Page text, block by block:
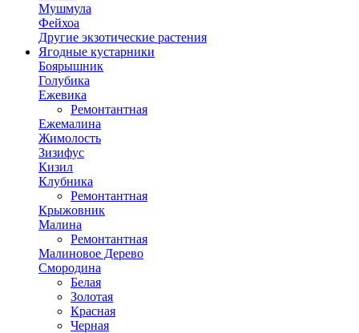
Мушмула
Фейхоа
Другие экзотические растения
Ягодные кустарники
Боярышник
Голубика
Ежевика
Ремонтантная
Ежемалина
Жимолость
Зизифус
Кизил
Клубника
Ремонтантная
Крыжовник
Малина
Ремонтантная
Малиновое Дерево
Смородина
Белая
Золотая
Красная
Черная